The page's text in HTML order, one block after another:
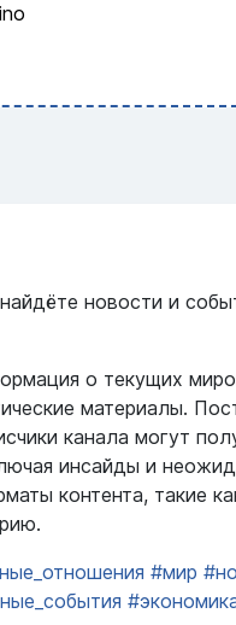
новости и
о текущих
материалы.
канала могут
инсайды и
контента, такие
#мир